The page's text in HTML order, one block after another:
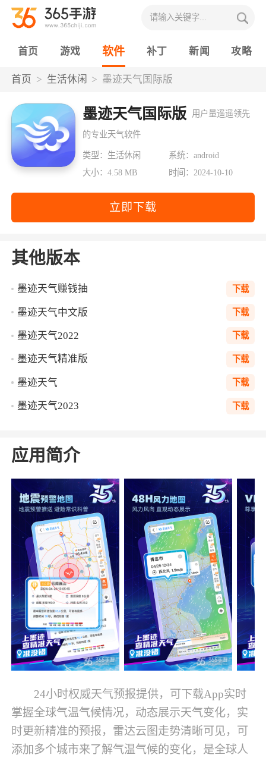
首页 游戏 软件 补丁 新闻 攻略
首页 生活休闲 墨迹天气国际版
墨迹天气国际版 用户量遥遥领先
的专业天气软件
类型：生活休闲
系统：android
大小：4.58 MB
时间：2024-10-10
立即下载
其他版本
墨迹天气赚钱抽 下载
墨迹天气中文版 下载
墨迹天气2022 下载
墨迹天气精准版 下载
墨迹天气 下载
墨迹天气2023 下载
应用简介
24小时权威天气预报提供，可下载App实时
掌握全球气温气候情况，动态展示天气变化，实
时更新精准的预报，雷达云图走势清晰可见，可
添加多个城市来了解气温气候的变化，是全球人